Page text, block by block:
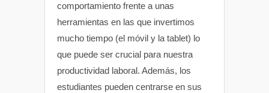
comportamiento frente a unas
herramientas en las que invertimos
mucho tiempo (el móvil y la tablet) lo
que puede ser crucial para nuestra
productividad laboral. Además, los
estudiantes pueden centrarse en sus